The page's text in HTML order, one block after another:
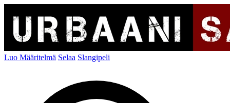
Luo Määritelmä Selaa Slangipeli